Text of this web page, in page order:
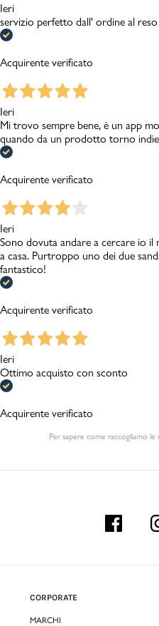
Ieri
servizio perfetto dall' ordine al
Acquirente verificato
Ieri
Mi trovo sempre bene, è un app
quando da un prodotto torno
Acquirente verificato
Ieri
Sono dovuta andare a cercare io
a casa. Purtroppo uno dei due
fantastico!
Acquirente verificato
Ieri
Ottimo acquisto con sconto
Acquirente verificato
Per sapere come raccogliamo
CORPORATE
MARCHI